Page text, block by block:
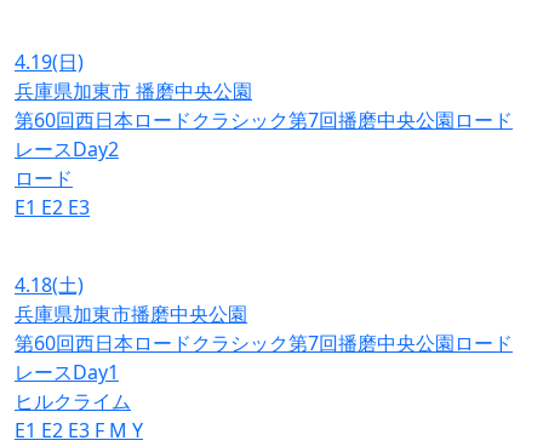
4.19(日)
兵庫県加東市 播磨中央公園
第60回西日本ロードクラシック第7回播磨中央公園ロード
レースDay2
ロード
E1 E2 E3
4.18(土)
兵庫県加東市播磨中央公園
第60回西日本ロードクラシック第7回播磨中央公園ロード
レースDay1
ヒルクライム
E1 E2 E3 F M Y